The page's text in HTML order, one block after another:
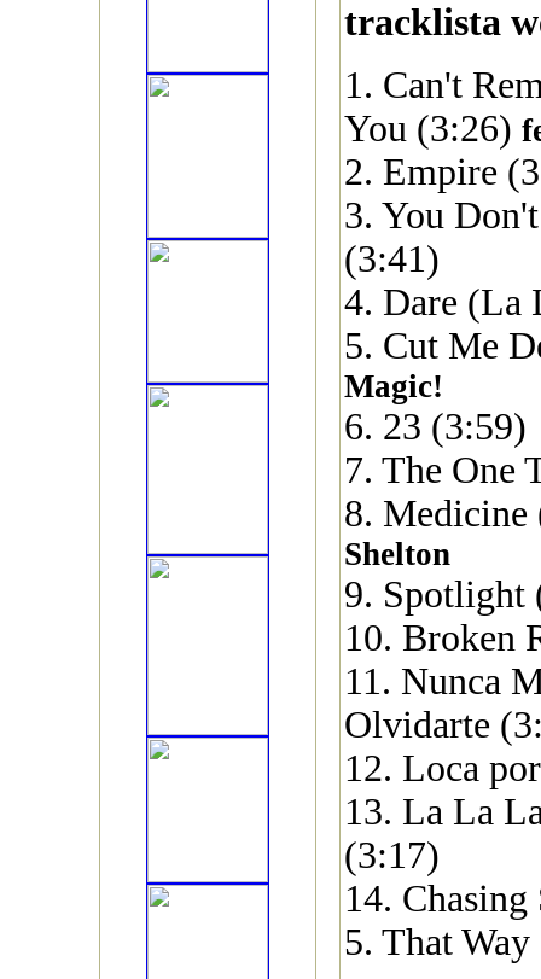
tracklista
1. Can't
You (3:26)
2. Empire
3. You
(3:41)
4. Dare (La
5. Cut Me
Magic!
6. 23 (3:59)
7. The One
8.
Shelton
9. Spotlight
10. Broken
11. Nunca
Olvidarte
12. Loca
13. La La
(3:17)
14.
5. That